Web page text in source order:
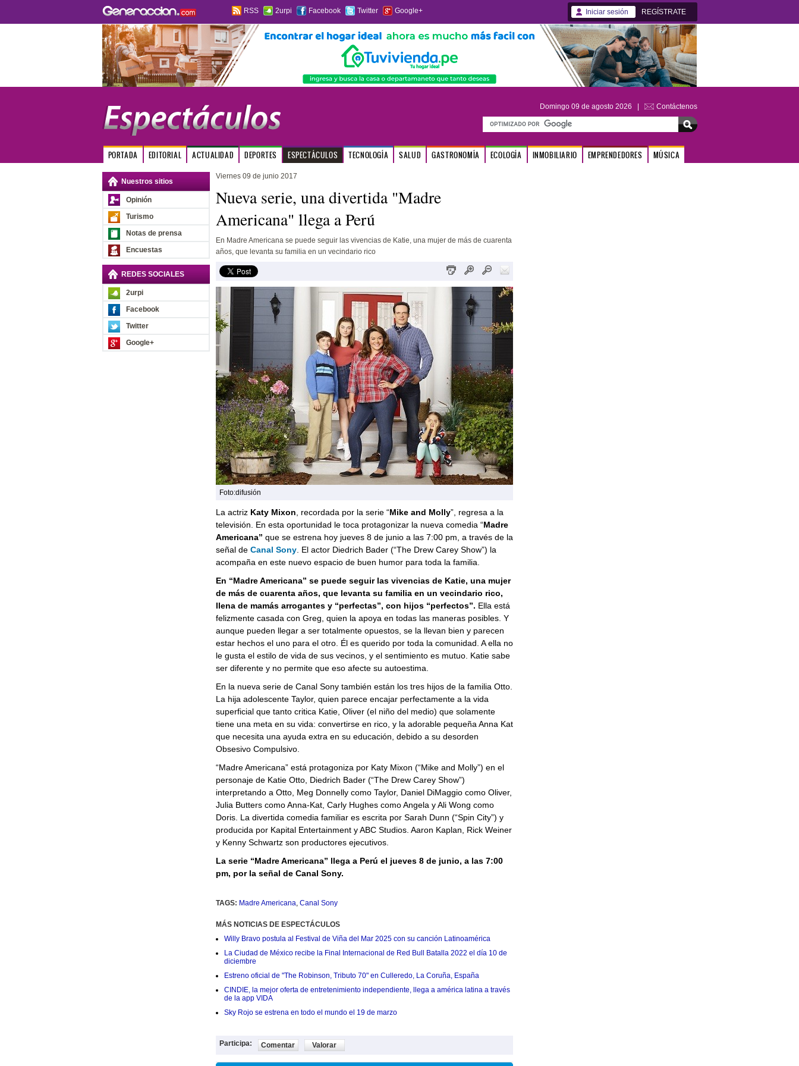
RSS 2urpi Facebook Twitter Google+ Iniciar sesión REGÍSTRATE
Domingo 09 de agosto 2026 | Contáctenos
PORTADA EDITORIAL ACTUALIDAD DEPORTES ESPECTÁCULOS TECNOLOGÍA SALUD GASTRONOMÍA ECOLOGÍA INMOBILIARIO EMPRENDEDORES MÚSICA
Nuestros sitios
Opinión
Turismo
Notas de prensa
Encuestas
REDES SOCIALES
2urpi
Facebook
Twitter
Google+
Viernes 09 de junio 2017
Nueva serie, una divertida "Madre
Americana" llega a Perú
En Madre Americana se puede seguir las vivencias de Katie, una mujer de más de cuarenta
años, que levanta su familia en un vecindario rico
Foto:difusión
La actriz Katy Mixon , recordada por la serie “Mike and Molly”, regresa a la
televisión. En esta oportunidad le toca protagonizar la nueva comedia “Madre
Americana” que se estrena hoy jueves 8 de junio a las 7:00 pm, a través de la
señal de Canal Sony. El actor Diedrich Bader (“The Drew Carey Show”) la
acompaña en este nuevo espacio de buen humor para toda la familia.
En “Madre Americana” se puede seguir las vivencias de Katie, una mujer
de más de cuarenta años, que levanta su familia en un vecindario rico,
llena de mamás arrogantes y “perfectas”, con hijos “perfectos”. Ella está
felizmente casada con Greg, quien la apoya en todas las maneras posibles. Y
aunque pueden llegar a ser totalmente opuestos, se la llevan bien y parecen
estar hechos el uno para el otro. Él es querido por toda la comunidad. A ella no
le gusta el estilo de vida de sus vecinos, y el sentimiento es mutuo. Katie sabe
ser diferente y no permite que eso afecte su autoestima.
En la nueva serie de Canal Sony también están los tres hijos de la familia Otto.
La hija adolescente Taylor, quien parece encajar perfectamente a la vida
superficial que tanto critica Katie, Oliver (el niño del medio) que solamente
tiene una meta en su vida: convertirse en rico, y la adorable pequeña Anna Kat
que necesita una ayuda extra en su educación, debido a su desorden
Obsesivo Compulsivo.
“Madre Americana” está protagoniza por Katy Mixon (“Mike and Molly”) en el
personaje de Katie Otto, Diedrich Bader (“The Drew Carey Show”)
interpretando a Otto, Meg Donnelly como Taylor, Daniel DiMaggio como Oliver,
Julia Butters como Anna-Kat, Carly Hughes como Angela y Ali Wong como
Doris. La divertida comedia familiar es escrita por Sarah Dunn (“Spin City”) y
producida por Kapital Entertainment y ABC Studios. Aaron Kaplan, Rick Weiner
y Kenny Schwartz son productores ejecutivos.
La serie “Madre Americana” llega a Perú el jueves 8 de junio, a las 7:00
pm, por la señal de Canal Sony.
TAGS: Madre Americana, Canal Sony
MÁS NOTICIAS DE ESPECTÁCULOS
Willy Bravo postula al Festival de Viña del Mar 2025 con su canción Latinoamérica
La Ciudad de México recibe la Final Internacional de Red Bull Batalla 2022 el día 10 de
diciembre
Estreno oficial de "The Robinson, Tributo 70" en Culleredo, La Coruña, España
CINDIE, la mejor oferta de entretenimiento independiente, llega a américa latina a través
de la app VIDA
Sky Rojo se estrena en todo el mundo el 19 de marzo
Participa: Comentar Valorar